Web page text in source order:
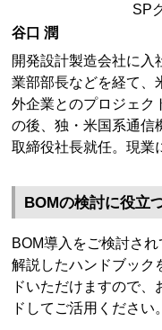
SP
谷口 潤
開発設計製造会社に入
業部部長などを経て、
外企業とのプロジェク
の後、独・米国系通信
取締役社長就任。現業
BOMの検討に役立
BOM導入をご検討さ
解説したハンドブック
ドいただけますので
ドしてご活用ください。